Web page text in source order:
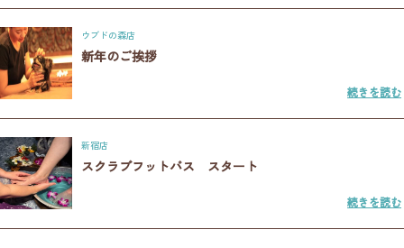
ウブドの森店
新年のご挨拶
続きを読む
新宿店
スクラブフットバス スタート
続きを読む